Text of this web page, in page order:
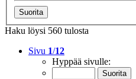
Haku löysi 560 tulosta
Sivu 1/12
Hyppää sivulle: